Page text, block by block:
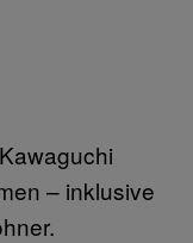
– inklusive